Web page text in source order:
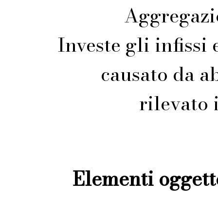
Investe gli infissi
causato da
rilevato
Elementi